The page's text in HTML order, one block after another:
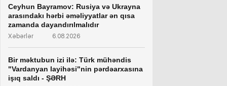
Ceyhun Bayramov: Rusiya və Ukrayna
arasındakı hərbi əməliyyatlar ən qısa
zamanda dayandırılmalıdır
Xəbərlər 6.08.2026
Bir məktubun izi ilə: Türk mühəndis
"Vardanyan layihəsi"nin pərdəarxasına
işıq saldı - ŞƏRH